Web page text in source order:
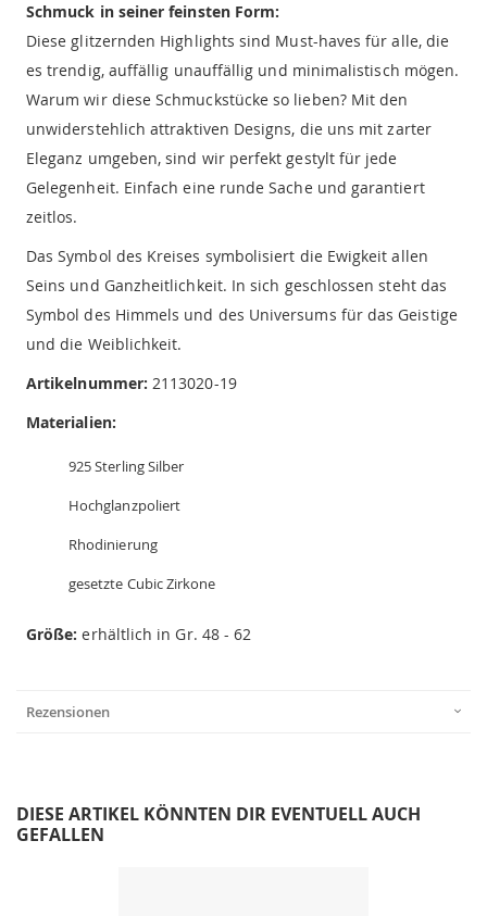
Schmuck in seiner feinsten Form:
Diese glitzernden Highlights sind Must-haves für alle, die
es trendig, auffällig unauffällig und minimalistisch mögen.
Warum wir diese Schmuckstücke so lieben? Mit den
unwiderstehlich attraktiven Designs, die uns mit zarter
Eleganz umgeben, sind wir perfekt gestylt für jede
Gelegenheit. Einfach eine runde Sache und garantiert
zeitlos.
Das Symbol des Kreises symbolisiert die Ewigkeit allen
Seins und Ganzheitlichkeit. In sich geschlossen steht das
Symbol des Himmels und des Universums für das Geistige
und die Weiblichkeit.
Artikelnummer:2113020-19
Materialien:
925 Sterling Silber
Hochglanzpoliert
Rhodinierung
gesetzte Cubic Zirkone
Größe: erhältlich in Gr. 48 - 62
Rezensionen
DIESE ARTIKEL KÖNNTEN DIR EVENTUELL AUCH
GEFALLEN